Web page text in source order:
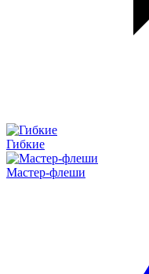
Гибкие
Мастер-флеши